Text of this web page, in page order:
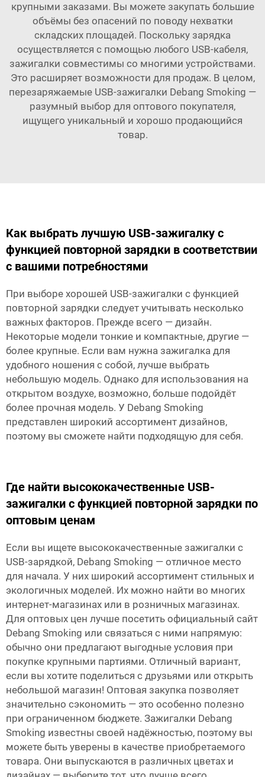
крупными заказами. Вы можете закупать большие
объёмы без опасений по поводу нехватки
складских площадей. Поскольку зарядка
осуществляется с помощью любого USB-кабеля,
зажигалки совместимы со многими устройствами.
Это расширяет возможности для продаж. В целом,
перезаряжаемые USB-зажигалки Debang Smoking —
разумный выбор для оптового покупателя,
ищущего уникальный и хорошо продающийся
товар.
Как выбрать лучшую USB-зажигалку с
функцией повторной зарядки в соответствии
с вашими потребностями
При выборе хорошей USB-зажигалки с функцией
повторной зарядки следует учитывать несколько
важных факторов. Прежде всего — дизайн.
Некоторые модели тонкие и компактные, другие —
более крупные. Если вам нужна зажигалка для
удобного ношения с собой, лучше выбрать
небольшую модель. Однако для использования на
открытом воздухе, возможно, больше подойдёт
более прочная модель. У Debang Smoking
представлен широкий ассортимент дизайнов,
поэтому вы сможете найти подходящую для себя.
Где найти высококачественные USB-
зажигалки с функцией повторной зарядки по
оптовым ценам
Если вы ищете высококачественные зажигалки с
USB-зарядкой, Debang Smoking — отличное место
для начала. У них широкий ассортимент стильных и
экологичных моделей. Их можно найти во многих
интернет-магазинах или в розничных магазинах.
Для оптовых цен лучше посетить официальный сайт
Debang Smoking или связаться с ними напрямую:
обычно они предлагают выгодные условия при
покупке крупными партиями. Отличный вариант,
если вы хотите поделиться с друзьями или открыть
небольшой магазин! Оптовая закупка позволяет
значительно сэкономить — это особенно полезно
при ограниченном бюджете. Зажигалки Debang
Smoking известны своей надёжностью, поэтому вы
можете быть уверены в качестве приобретаемого
товара. Они выпускаются в различных цветах и